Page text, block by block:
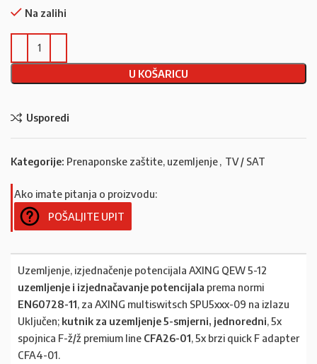
Na zalihi
U KOŠARICU
Usporedi
Kategorije: Prenaponske zaštite, uzemljenje, TV / SAT
Ako imate pitanja o proizvodu:
POŠALJITE UPIT
Uzemljenje, izjednačenje potencijala AXING QEW 5-12
uzemljenje i izjednačavanje potencijala prema normi
EN60728-11, za AXING multiswitsch SPU5xxx-09 na izlazu
Uključen; kutnik za uzemljenje 5-smjerni, jednoredni, 5x
spojnica F-ž/ž premium line CFA26-01, 5x brzi quick F adapter
CFA4-01.